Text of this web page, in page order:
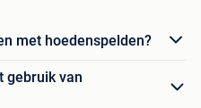
met hoedenspelden?
gebruik van